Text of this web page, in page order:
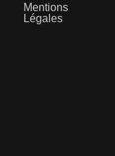
Mentions
Légales